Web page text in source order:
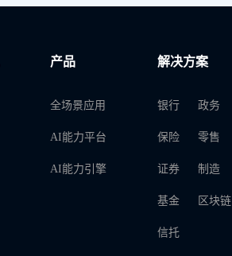
产品
全场景应用
AI能力平台
AI能力引擎
解决方案
银行
保险
证券
基金
信托
政务
零售
制造
区块链